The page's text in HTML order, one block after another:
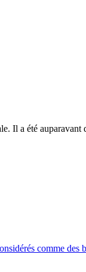
Il a été
comme des